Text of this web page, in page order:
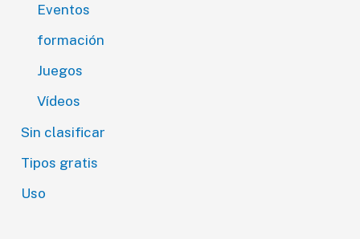
Eventos
formación
Juegos
Vídeos
Sin clasificar
Tipos gratis
Uso